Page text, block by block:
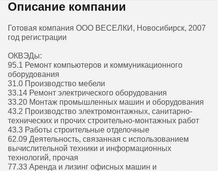
Описание компании
Готовая компания ООО ВЕСЕЛКИ, Новосибирск, 2007
год регистрации
ОКВЭДы:
95.1 Ремонт компьютеров и коммуникационного
оборудования
31.0 Производство мебели
33.14 Ремонт электрического оборудования
33.20 Монтаж промышленных машин и оборудования
43.2 Производство электромонтажных, санитарно-
технических и прочих строительно-монтажных работ
43.3 Работы строительные отделочные
62.09 Деятельность, связанная с использованием
вычислительной техники и информационных
технологий, прочая
77.33 Аренда и лизинг офисных машин и